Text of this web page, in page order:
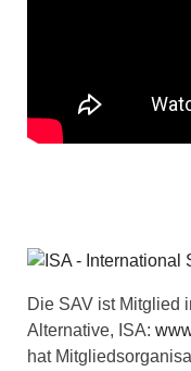
Die SAV ist Mitglied
Alternative, ISA:
hat